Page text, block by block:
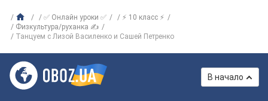
✅ Онлайн уроки ✅
⚡ 10 класс ⚡
Физкультура/руханка ✍
Танцуем с Лизой Василенко и Сашей Петренко
В начало